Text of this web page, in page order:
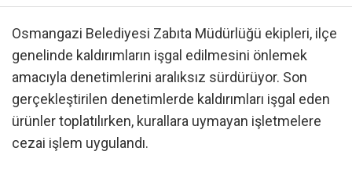
Osmangazi Belediyesi Zabıta Müdürlüğü ekipleri, ilçe
genelinde kaldırımların işgal edilmesini önlemek
amacıyla denetimlerini aralıksız sürdürüyor. Son
gerçekleştirilen denetimlerde kaldırımları işgal eden
ürünler toplatılırken, kurallara uymayan işletmelere
cezai işlem uygulandı.